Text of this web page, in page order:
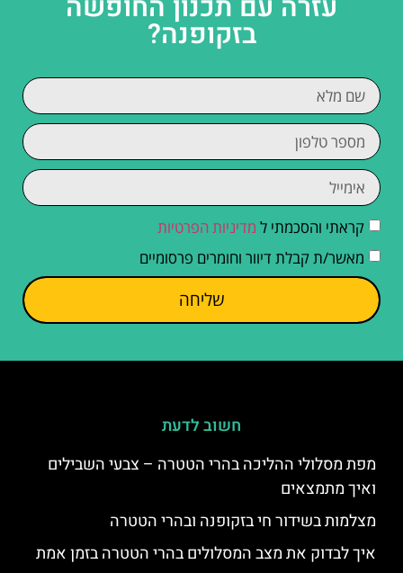
בזקופנה?
קראתי והסכמתי ל מדיניות הפרטיות
מאשר/ת קבלת דיוור וחומרים פרסומיים
שליחה
חשוב לדעת
מפת מסלולי ההליכה בהרי הטטרה – צבעי השבילים
ואיך מתמצאים
מצלמות בשידור חי בזקופנה ובהרי הטטרה
איך לבדוק את מצב המסלולים בהרי הטטרה בזמן אמת